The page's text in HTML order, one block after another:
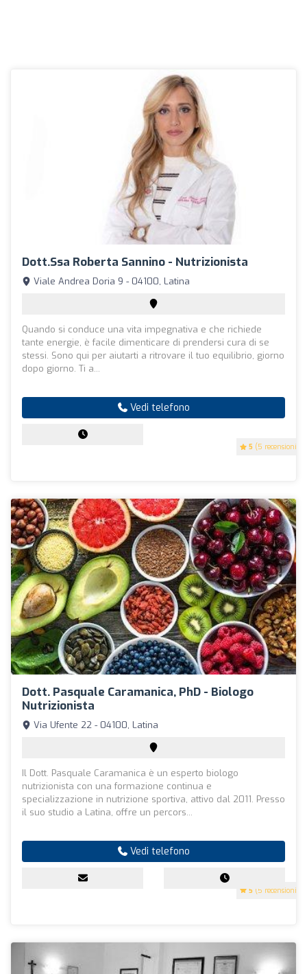
Dott.ssa Roberta Sannino - Nutrizionista
5 (5 recensioni)
Viale Andrea Doria 9 - 04100, Latina
Quando si conduce una vita impegnativa e che richiede
tante energie, è facile dimenticare di prendersi cura di se
stessi. Sono qui per aiutarti a ritrovare il tuo equilibrio, giorno
dopo giorno. Ti a...
Vedi telefono
Dott. Pasquale Caramanica, PhD - Biologo
Nutrizionista
5 (5 recensioni)
Via Ufente 22 - 04100, Latina
Il Dott. Pasquale Caramanica è un esperto biologo
nutrizionista con una formazione continua e
specializzazione in nutrizione sportiva, attivo dal 2011. Presso
il suo studio a Latina, offre un percors...
Vedi telefono